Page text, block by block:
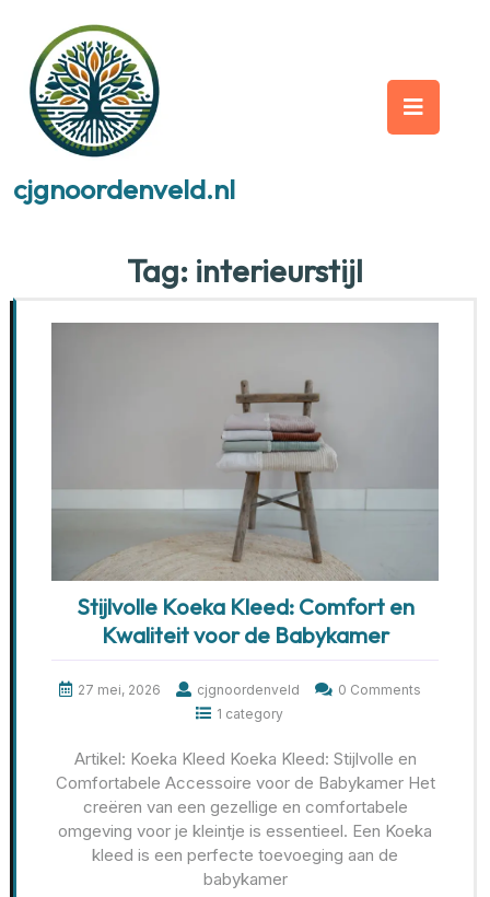
content
cjgnoordenveld.nl
Tag: interieurstijl
Stijlvolle Koeka Kleed: Comfort en
Kwaliteit voor de Babykamer
27 mei, 2026 cjgnoordenveld
0 Comments
1 category
Artikel: Koeka Kleed Koeka Kleed: Stijlvolle en
Comfortabele Accessoire voor de Babykamer Het
creëren van een gezellige en comfortabele
omgeving voor je kleintje is essentieel. Een Koeka
kleed is een perfecte toevoeging aan de
babykamer